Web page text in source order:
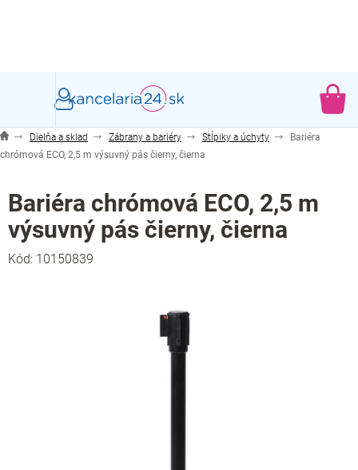
Dielňa a sklad Zábrany a bariéry Stĺpiky a úchyty
Bariéra
chrómová ECO, 2,5 m výsuvný pás čierny, čierna
Bariéra chrómová ECO, 2,5 m
výsuvný pás čierny, čierna
Kód: 10150839